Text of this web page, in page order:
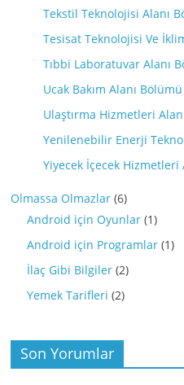
Tekstil Teknolojisi Alanı
Tesisat Teknolojisi Ve
Tıbbi Laboratuvar Alanı
Ucak Bakım Alanı Bölümü
Ulaştırma Hizmetleri
Yenilenebilir Enerji
Yiyecek İçecek Hizmetleri
Olmassa Olmazlar (6)
Android için Oyunlar (1)
Android için Programlar (1)
İlaç Gibi Bilgiler (2)
Yemek Tarifleri (2)
Son Yorumlar